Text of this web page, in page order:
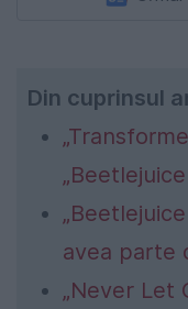
Din cuprinsul
avea parte
„Never Let